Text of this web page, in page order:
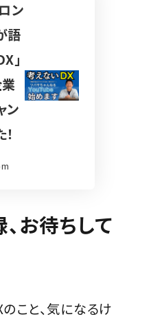
ン
語
」
ン
お待ちして
のこと、気になるけ